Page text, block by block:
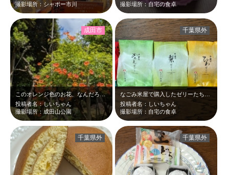
撮影場所：シャポー市川
撮影場所：自宅の食卓
このオレンジ色のお花、なんだろうな～。ここで蝶々さん見つけたんですよね～。
投稿者名：しいちゃん
撮影場所：成田山公園
成田市
投稿者名：しいちゃん
撮影場所：自宅の食卓
千葉県外
千葉県外 千葉県外